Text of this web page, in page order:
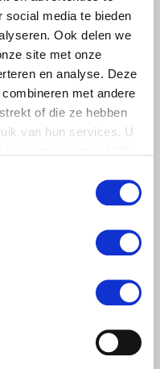
social media te bieden
Ook delen we
site met onze
en analyse. Deze
met andere
of die ze hebben
van hun services. U
in
Kamerlid